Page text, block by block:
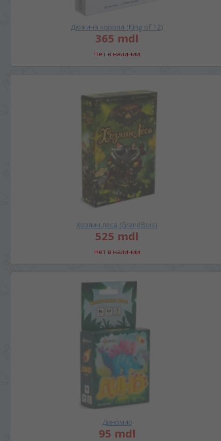
Дюжина короля (King of 12)
365 mdl
Нет в наличии
Хозяин леса (GrandBois)
525 mdl
Нет в наличии
Диномир
95 mdl